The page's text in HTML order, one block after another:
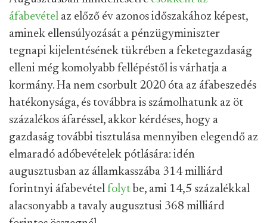
áfabevétel az előző év azonos időszakához képest,
aminek ellensúlyozását a pénzügyminiszter
tegnapi kijelentésének tükrében a feketegazdaság
elleni még komolyabb fellépéstől is várhatja a
kormány. Ha nem csorbult 2020 óta az áfabeszedés
hatékonysága, és továbbra is számolhatunk az öt
százalékos áfaréssel, akkor kérdéses, hogy a
gazdaság további tisztulása mennyiben elegendő az
elmaradó adóbevételek pótlására: idén
augusztusban az államkasszába 314 milliárd
forintnyi áfabevétel folyt be, ami 14,5 százalékkal
alacsonyabb a tavaly augusztusi 368 milliárd